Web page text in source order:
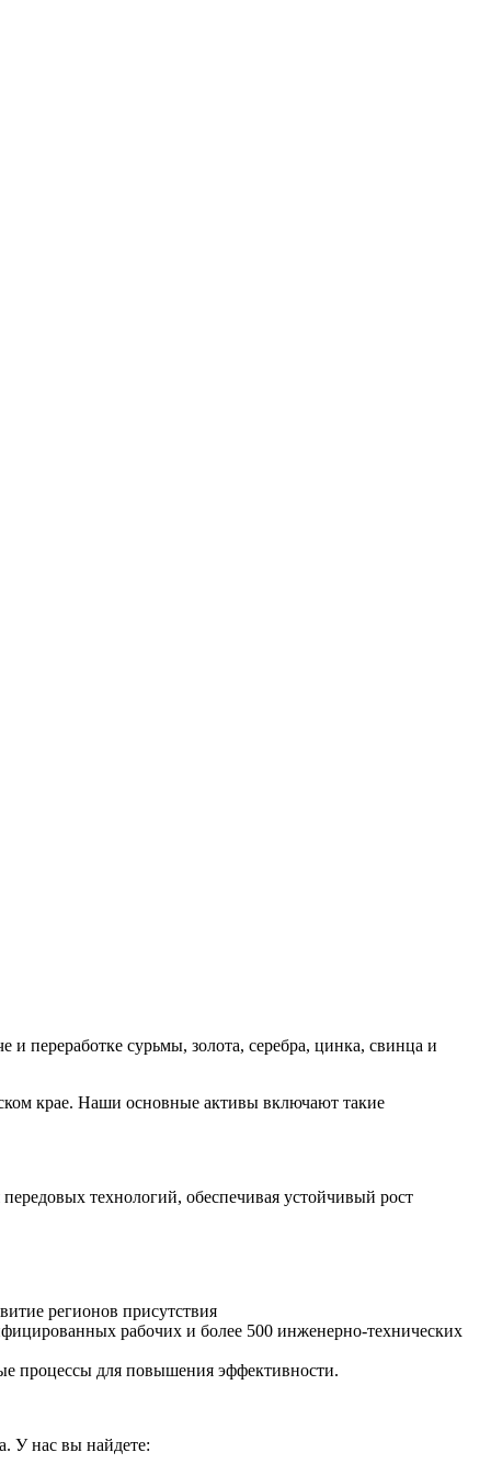
сурьмы, золота, серебра, цинка, свинца и
крае. Наши основные активы включают такие
технологий, обеспечивая устойчивый рост
регионов присутствия
рабочих и более 500 инженерно-технических
процессы для повышения эффективности.
У нас вы найдете: